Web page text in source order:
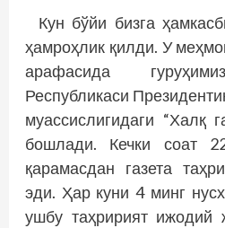
Кун бўйи бизга
ҳамроҳлик қилди. У
арафасида
Республикаси
муассислигидаги “Халқ
бошлади. Кечки соат
қарамасдан газета
эди. Ҳар куни 4 минг
ушбу таҳририят ижодий